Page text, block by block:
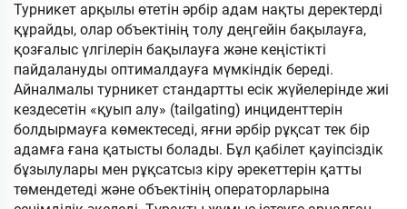
Турникет арқылы өтетін әрбір адам нақты деректерді
құрайды, олар объектінің толу деңгейін бақылауға,
қозғалыс үлгілерін бақылауға және кеңістікті
пайдалануды оптималдауға мүмкіндік береді.
Айналмалы турникет стандартты есік жүйелерінде жиі
кездесетін «қуып алу» (tailgating) инциденттерін
болдырмауға көмектеседі, яғни әрбір рұқсат тек бір
адамға ғана қатысты болады. Бұл қабілет қауіпсіздік
бұзылулары мен рұқсатсыз кіру әрекеттерін қатты
төмендетеді және объектінің операторларына